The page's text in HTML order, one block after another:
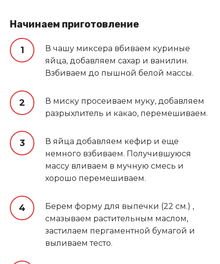
Начинаем приготовление
В чашу миксера вбиваем куриные
яйца, добавляем сахар и ванилин.
Взбиваем до пышной белой массы.
В миску просеиваем муку, добавляем
разрыхлитель и какао, перемешиваем.
В яйца добавляем кефир и еще
немного взбиваем. Получившуюся
массу вливаем в мучную смесь и
хорошо перемешиваем.
Берем форму для выпечки (22 см.) ,
смазываем растительным маслом,
застилаем пергаментной бумагой и
выливаем тесто.